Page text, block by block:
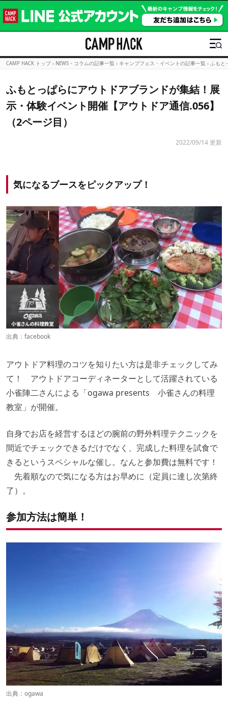
CAMP HACK トップ › NEWS・コラムの記事一覧 › キャンプフェス・イベントの記事一覧 › ふもと
ふもとっぱらにアウトドアブランドが集結！展
示・体験イベント開催【アウトドア通信.056】
（2ページ目）
2022/09/14 更新
気になるブースをピックアップ！
出典： facebook
アウトドア料理のコツを知りたい方は是非チェックしてみ
て！ アウトドアコーディネーターとして活躍されている
小雀陣二さんによる「ogawa presents 小雀さんの料理
教室」が開催。
自身でお店を経営するほどの腕前の野外料理テクニックを
間近でチェックできるだけでなく、完成した料理を試食で
きるというスペシャルな催し。なんと参加費は無料です！
先着順なので気になる方はお早めに（定員に達し次第終
了）。
参加方法は簡単！
出典： ogawa